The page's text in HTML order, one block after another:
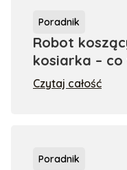
Poradnik
Robot
kosiarka – co
Czytaj całość
Poradnik